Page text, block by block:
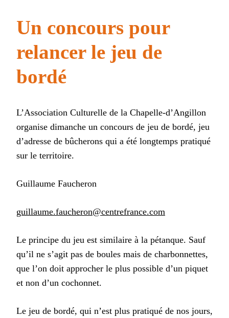
Un concours pour
relancer le jeu de
bordé
L’Association Culturelle de la Chapelle-d’Angillon
organise dimanche un concours de jeu de bordé, jeu
d’adresse de bûcherons qui a été longtemps pratiqué
sur le territoire.
Guillaume Faucheron
guillaume.faucheron@centrefrance.com
Le principe du jeu est similaire à la pétanque. Sauf
qu’il ne s’agit pas de boules mais de charbonnettes,
que l’on doit approcher le plus possible d’un piquet
et non d’un cochonnet.
Le jeu de bordé, qui n’est plus pratiqué de nos jours,